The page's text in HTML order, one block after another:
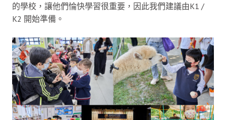
的學校，讓他們惀快學習很重要，因此我們建議由K1 /
K2 開始準備。